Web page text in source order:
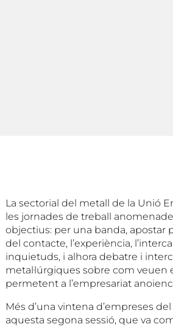
La sectorial del metall de la Unió
les jornades de treball
objectius: per una banda, apostar
del contacte, l’experiència,
inquietuds, i alhora debatre i
metal·lúrgiques sobre com
permetent a l’empresariat
Més d’una vintena d’empreses
aquesta segona sessió, que va